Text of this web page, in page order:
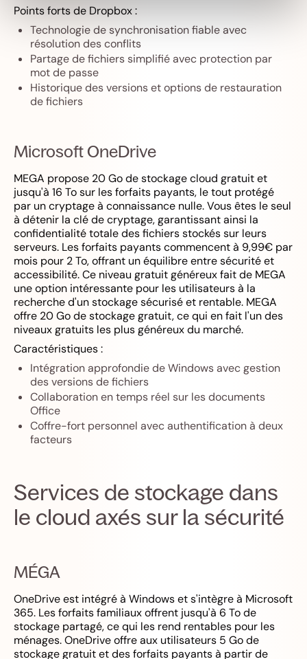
Points forts de Dropbox :
Technologie de synchronisation fiable avec
résolution des conflits
Partage de fichiers simplifié avec protection par
mot de passe
Historique des versions et options de restauration
de fichiers
Microsoft OneDrive
MEGA propose 20 Go de stockage cloud gratuit et
jusqu'à 16 To sur les forfaits payants, le tout protégé
par un cryptage à connaissance nulle. Vous êtes le seul
à détenir la clé de cryptage, garantissant ainsi la
confidentialité totale des fichiers stockés sur leurs
serveurs. Les forfaits payants commencent à 9,99€ par
mois pour 2 To, offrant un équilibre entre sécurité et
accessibilité. Ce niveau gratuit généreux fait de MEGA
une option intéressante pour les utilisateurs à la
recherche d'un stockage sécurisé et rentable. MEGA
offre 20 Go de stockage gratuit, ce qui en fait l'un des
niveaux gratuits les plus généreux du marché.
Caractéristiques :
Intégration approfondie de Windows avec gestion
des versions de fichiers
Collaboration en temps réel sur les documents
Office
Coffre-fort personnel avec authentification à deux
facteurs
Services de stockage dans
le cloud axés sur la sécurité
MÉGA
OneDrive est intégré à Windows et s'intègre à Microsoft
365. Les forfaits familiaux offrent jusqu'à 6 To de
stockage partagé, ce qui les rend rentables pour les
ménages. OneDrive offre aux utilisateurs 5 Go de
stockage gratuit et des forfaits payants à partir de